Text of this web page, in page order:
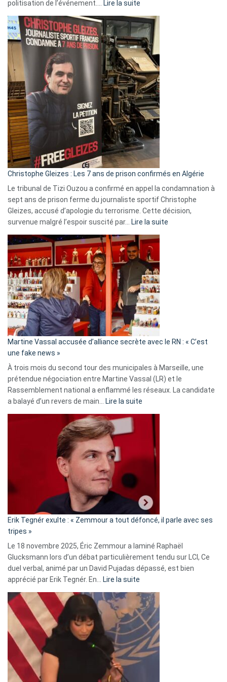
politisation de l’événement.… Lire la suite
Eurovision
2026
:
Pays-
Bas,
Espagne,
Irlande
et
Slovénie
rejettent
la
présence
d’Israël
Christophe Gleizes : Les 7 ans de prison confirmés en Algérie
Le tribunal de Tizi Ouzou a confirmé en appel la condamnation à
sept ans de prison ferme du journaliste sportif Christophe
Gleizes, accusé d’apologie du terrorisme. Cette décision,
survenue malgré l’espoir suscité par… Lire la suite
Algérie
Martine Vassal accusée d’alliance secrète avec le RN : « C’est
une fake news »
À trois mois du second tour des municipales à Marseille, une
prétendue négociation entre Martine Vassal (LR) et le
Rassemblement national a enflammé les réseaux. La candidate
a balayé d’un revers de main… Lire la suite
d’alliance
secrète
«
C’est
fake
news
»
Erik Tegnér exulte : « Zemmour a tout défoncé, il parle avec ses
tripes »
Le 18 novembre 2025, Éric Zemmour a laminé Raphaël
Glucksmann lors d’un débat particulièrement tendu sur LCI, Ce
duel verbal, animé par un David Pujadas dépassé, est bien
apprécié par Erik Tegnér. En… Lire la suite
Tegnér
exulte
« Zemmour
a
tout